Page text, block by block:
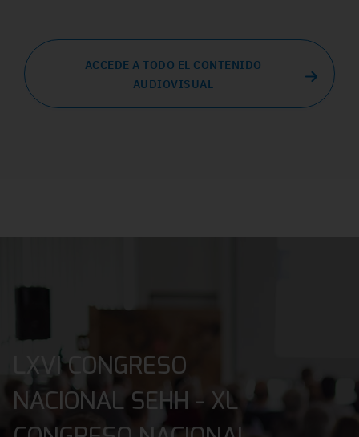
ACCEDE A TODO EL CONTENIDO
AUDIOVISUAL
LXVI CONGRESO
NACIONAL SEHH - XL